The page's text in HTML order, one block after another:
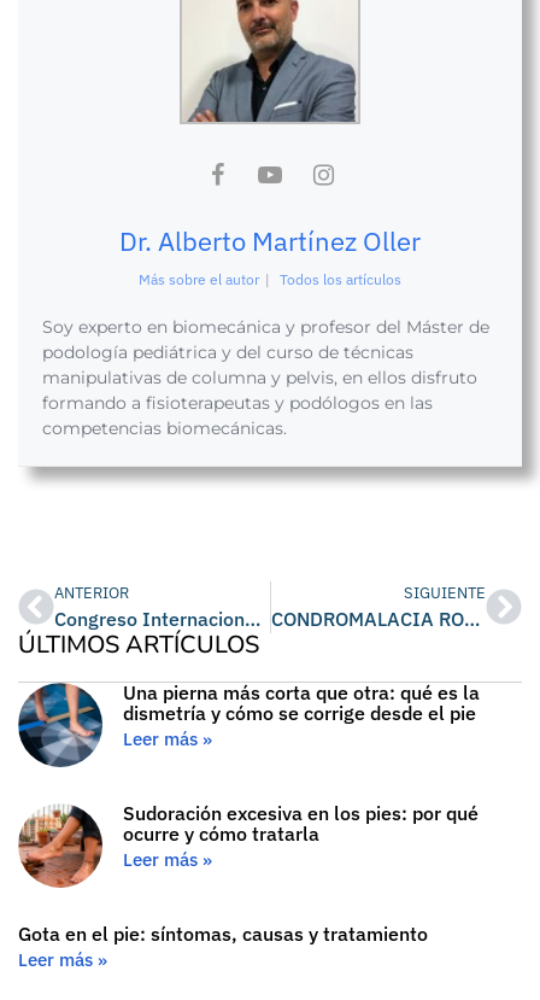
Dr. Alberto Martínez Oller
Más sobre el autor | Todos los artículos
Soy experto en biomecánica y profesor del Máster de
podología pediátrica y del curso de técnicas
manipulativas de columna y pelvis, en ellos disfruto
formando a fisioterapeutas y podólogos en las
competencias biomecánicas.
ANTERIOR
Congreso Internacional Online de Ortobiología
SIGUIENTE
CONDROMALACIA ROTULIANA
ÚLTIMOS ARTÍCULOS
Una pierna más corta que otra: qué es la
dismetría y cómo se corrige desde el pie
Leer más »
Sudoración excesiva en los pies: por qué
ocurre y cómo tratarla
Leer más »
Gota en el pie: síntomas, causas y tratamiento
Leer más »